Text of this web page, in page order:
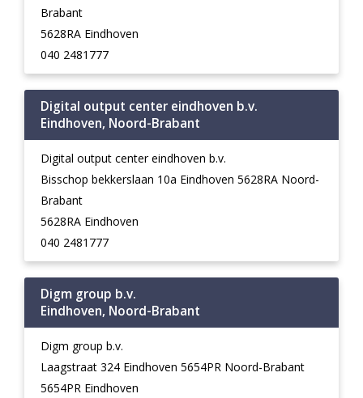
Brabant
5628RA Eindhoven
040 2481777
Digital output center eindhoven b.v.
Eindhoven, Noord-Brabant
Digital output center eindhoven b.v.
Bisschop bekkerslaan 10a Eindhoven 5628RA Noord-
Brabant
5628RA Eindhoven
040 2481777
Digm group b.v.
Eindhoven, Noord-Brabant
Digm group b.v.
Laagstraat 324 Eindhoven 5654PR Noord-Brabant
5654PR Eindhoven